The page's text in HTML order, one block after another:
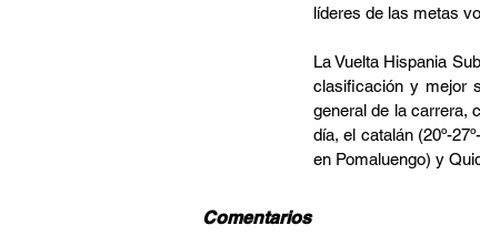
líderes de las metas
La Vuelta Hispania
clasificación y mejor
general de la carrera,
día, el catalán (20º-
en Pomaluengo) y
Comentarios